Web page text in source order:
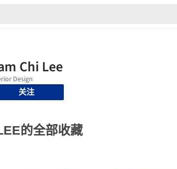
关注
的全部收藏